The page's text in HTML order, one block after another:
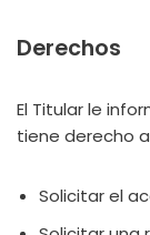
Derechos
El Titular le
tiene derecho
Solicitar el